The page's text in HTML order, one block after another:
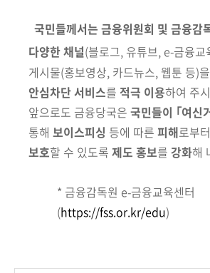
국민들께서는 금융위원회 및 금융감
다양한 채널(블로그, 유튜브, e-금융교
게시물(홍보영상, 카드뉴스, 웹툰 등)
안심차단 서비스를 적극 이용하여 주
앞으로도 금융당국은 국민들이 ｢여신
통해 보이스피싱 등에 따른 피해로부터
보호할 수 있도록 제도 홍보를 강화해
* 금융감독원 e-금융교육센터
(https://fss.or.kr/edu)